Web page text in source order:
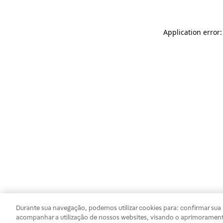
Application
Durante sua navegação, podemos utilizar cookies para: confirmar
acompanhar a utilização de nossos websites, visando o